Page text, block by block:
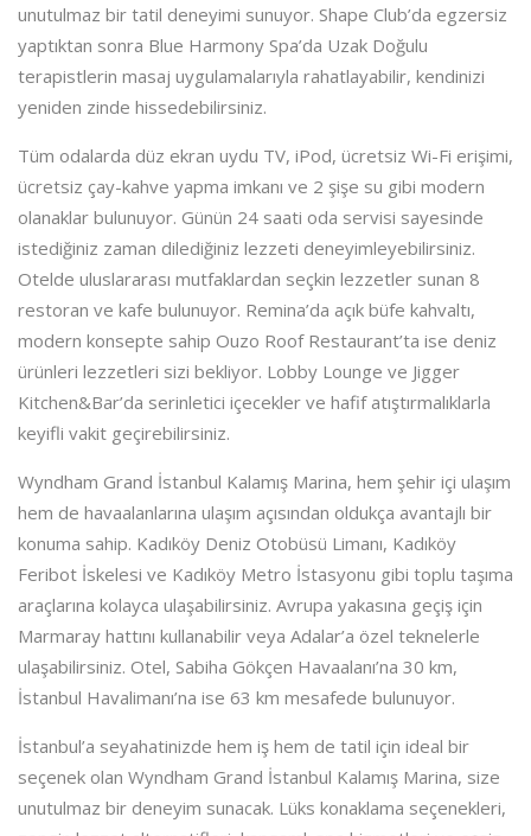
unutulmaz bir tatil deneyimi sunuyor. Shape Club’da egzersiz
yaptıktan sonra Blue Harmony Spa’da Uzak Doğulu
terapistlerin masaj uygulamalarıyla rahatlayabilir, kendinizi
yeniden zinde hissedebilirsiniz.
Tüm odalarda düz ekran uydu TV, iPod, ücretsiz Wi-Fi erişimi,
ücretsiz çay-kahve yapma imkanı ve 2 şişe su gibi modern
olanaklar bulunuyor. Günün 24 saati oda servisi sayesinde
istediğiniz zaman dilediğiniz lezzeti deneyimleyebilirsiniz.
Otelde uluslararası mutfaklardan seçkin lezzetler sunan 8
restoran ve kafe bulunuyor. Remina’da açık büfe kahvaltı,
modern konsepte sahip Ouzo Roof Restaurant’ta ise deniz
ürünleri lezzetleri sizi bekliyor. Lobby Lounge ve Jigger
Kitchen&Bar’da serinletici içecekler ve hafif atıştırmalıklarla
keyifli vakit geçirebilirsiniz.
Wyndham Grand İstanbul Kalamış Marina, hem şehir içi ulaşım
hem de havaalanlarına ulaşım açısından oldukça avantajlı bir
konuma sahip. Kadıköy Deniz Otobüsü Limanı, Kadıköy
Feribot İskelesi ve Kadıköy Metro İstasyonu gibi toplu taşıma
araçlarına kolayca ulaşabilirsiniz. Avrupa yakasına geçiş için
Marmaray hattını kullanabilir veya Adalar’a özel teknelerle
ulaşabilirsiniz. Otel, Sabiha Gökçen Havaalanı’na 30 km,
İstanbul Havalimanı’na ise 63 km mesafede bulunuyor.
İstanbul’a seyahatinizde hem iş hem de tatil için ideal bir
seçenek olan Wyndham Grand İstanbul Kalamış Marina, size
unutulmaz bir deneyim sunacak. Lüks konaklama seçenekleri,